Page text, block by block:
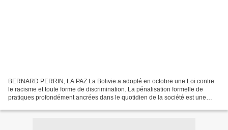
BERNARD PERRIN, LA PAZ La Bolivie a adopté en octobre une Loi contre
le racisme et toute forme de discrimination. La pénalisation formelle de
pratiques profondément ancrées dans le quotidien de la société est une